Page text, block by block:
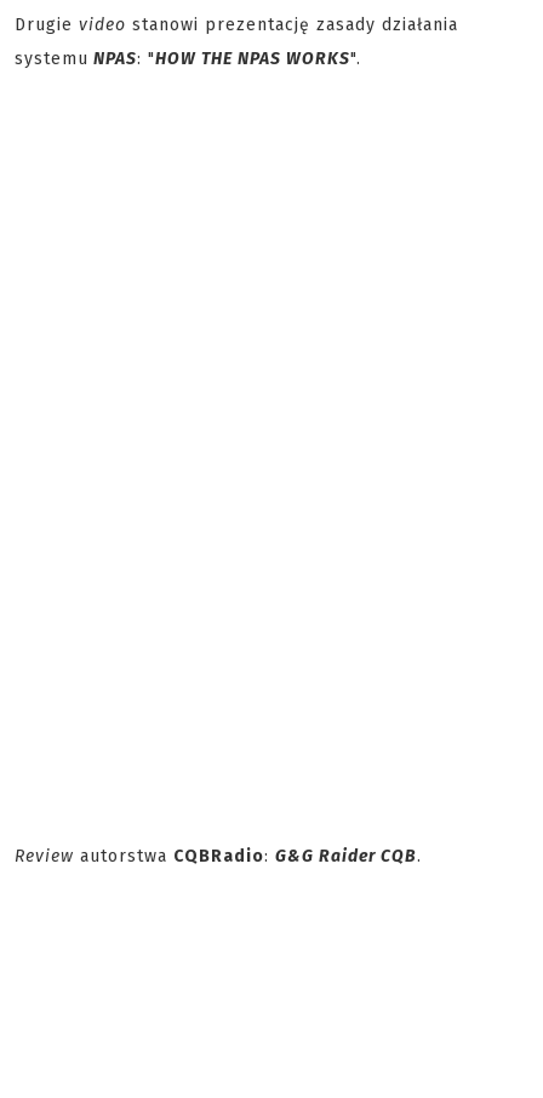
Drugie video stanowi prezentację zasady działania
systemu NPAS: "HOW THE NPAS WORKS".
Review autorstwa CQBRadio: G&G Raider CQB.